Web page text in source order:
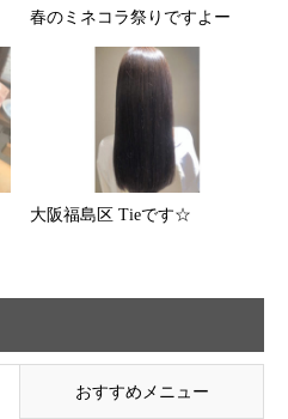
春のミネコラ祭りですよー
大阪福島区 Tieです☆
おすすめメニュー